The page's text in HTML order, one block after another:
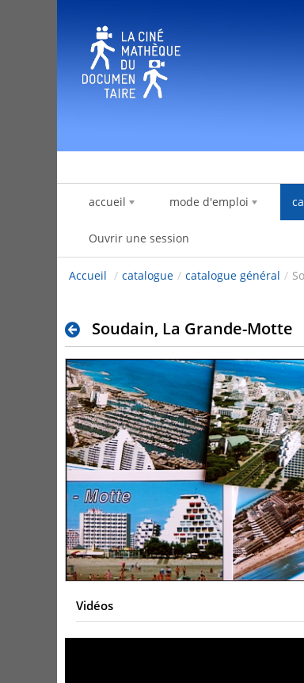
accueil mode d'emploi
Ouvrir une session
Accueil / catalogue / catalogue général /
Soudain, La Grande-Motte
Vidéos